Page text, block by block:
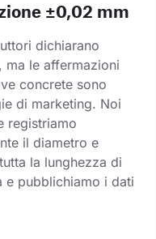
±0,02 mm
dichiarano
ma le affermazioni
concrete sono
di marketing. Noi
registriamo
il diametro e
la lunghezza di
e pubblichiamo i dati